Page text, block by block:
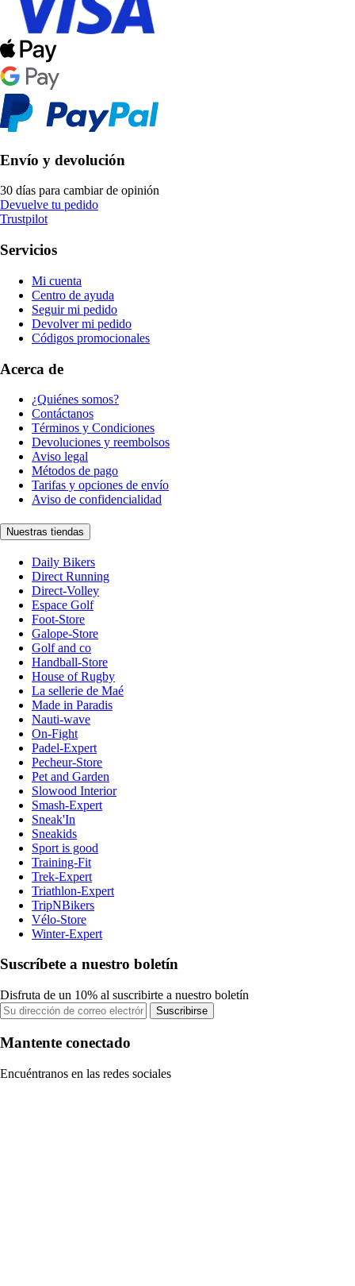
Envío y devolución
30 días para cambiar de opinión
Devuelve tu pedido
Trustpilot
Servicios
Mi cuenta
Centro de ayuda
Seguir mi pedido
Devolver mi pedido
Códigos promocionales
Acerca de
¿Quiénes somos?
Contáctanos
Términos y Condiciones
Devoluciones y reembolsos
Aviso legal
Métodos de pago
Tarifas y opciones de envío
Aviso de confidencialidad
Nuestras tiendas
Daily Bikers
Direct Running
Direct-Volley
Espace Golf
Foot-Store
Galope-Store
Golf and co
Handball-Store
House of Rugby
La sellerie de Maé
Made in Paradis
Nauti-wave
On-Fight
Padel-Expert
Pecheur-Store
Pet and Garden
Slowood Interior
Smash-Expert
Sneak'In
Sneakids
Sport is good
Training-Fit
Trek-Expert
Triathlon-Expert
TripNBikers
Vélo-Store
Winter-Expert
Suscríbete a nuestro boletín
Disfruta de un 10% al suscribirte a nuestro boletín
Suscribirse
Mantente conectado
Encuéntranos en las redes sociales